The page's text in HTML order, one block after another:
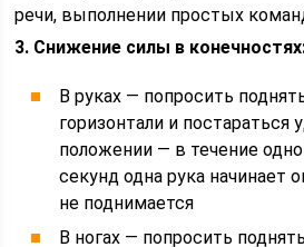
речи, выполнении простых
3. Снижение силы в
В руках — попросить
горизонтали и постараться
положении — в течение
секунд одна рука начинает
не поднимается
В ногах — попросить